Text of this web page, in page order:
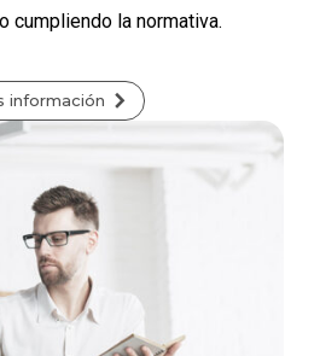
cumpliendo la normativa.
información